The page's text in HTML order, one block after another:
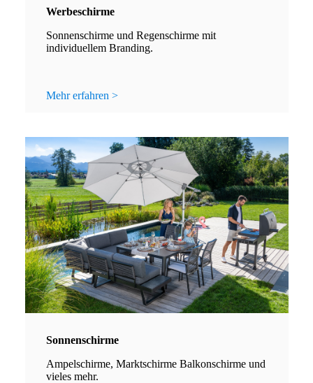
Werbeschirme
Sonnenschirme und Regenschirme mit
individuellem Branding.
Mehr erfahren >
Sonnenschirme
Ampelschirme, Marktschirme Balkonschirme und
vieles mehr.